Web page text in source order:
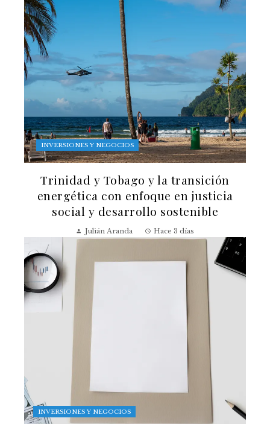
INVERSIONES Y NEGOCIOS
Trinidad y Tobago y la transición
energética con enfoque en justicia
social y desarrollo sostenible
Julián Aranda Hace 3 días
INVERSIONES Y NEGOCIOS